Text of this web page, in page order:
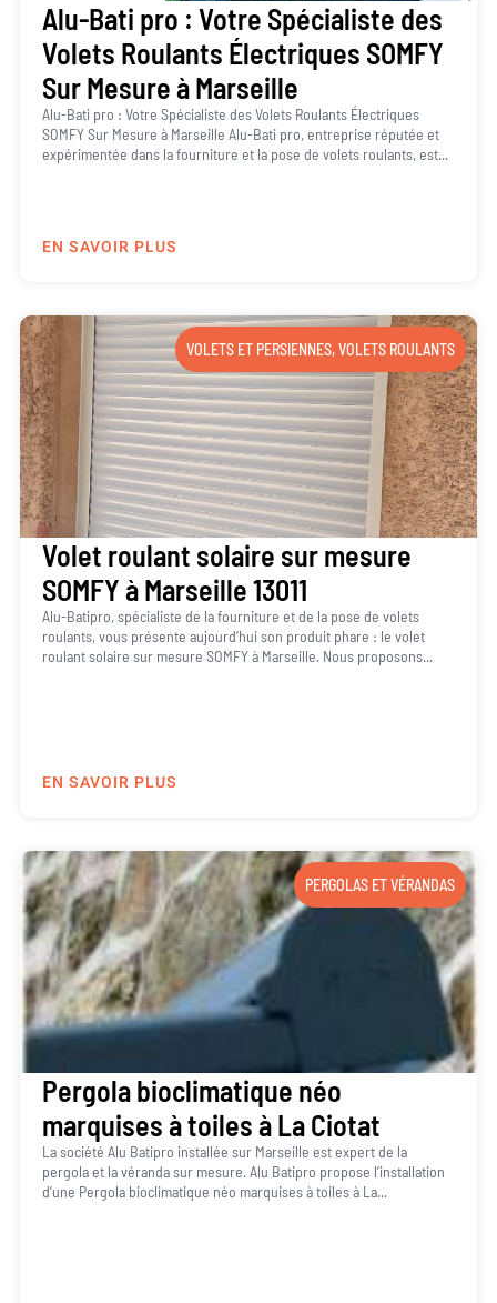
Alu-Bati pro : Votre Spécialiste des
Volets Roulants Électriques SOMFY
Sur Mesure à Marseille
Alu-Bati pro : Votre Spécialiste des Volets Roulants Électriques
SOMFY Sur Mesure à Marseille Alu-Bati pro, entreprise réputée et
expérimentée dans la fourniture et la pose de volets roulants, est...
EN SAVOIR PLUS
VOLETS ET PERSIENNES,VOLETS ROULANTS
Volet roulant solaire sur mesure
SOMFY à Marseille 13011
Alu-Batipro, spécialiste de la fourniture et de la pose de volets
roulants, vous présente aujourd’hui son produit phare : le volet
roulant solaire sur mesure SOMFY à Marseille. Nous proposons...
EN SAVOIR PLUS
PERGOLAS ET VÉRANDAS
Pergola bioclimatique néo
marquises à toiles à La Ciotat
La société Alu Batipro installée sur Marseille est expert de la
pergola et la véranda sur mesure. Alu Batipro propose l’installation
d’une Pergola bioclimatique néo marquises à toiles à La...